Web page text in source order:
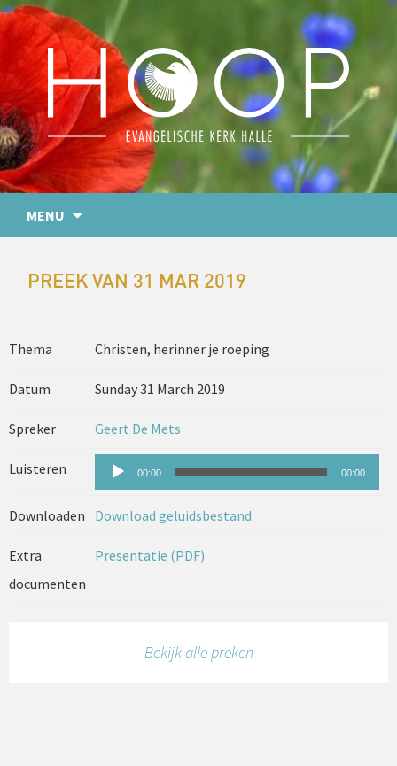
MENU
PREEK VAN 31 MAR 2019
Thema Christen, herinner je roeping
Datum Sunday 31 March 2019
Spreker Geert De Mets
Luisteren Audiospeler
00:00 00:00
Downloaden Download geluidsbestand
Extra
documenten
Presentatie (PDF)
Bekijk alle preken